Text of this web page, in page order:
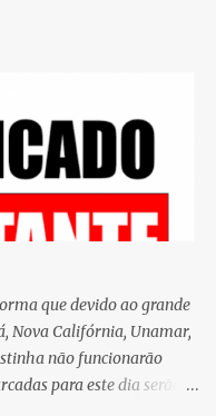
que devido ao grande
Nova Califórnia, Unamar,
não funcionarão
para este dia serão